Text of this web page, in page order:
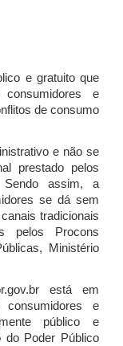
e gratuito que
e
de consumo
e não se
prestado pelos
Sendo assim, a
se dá sem
tradicionais
pelos Procons
Ministério
está em
e
público e
do Poder Público